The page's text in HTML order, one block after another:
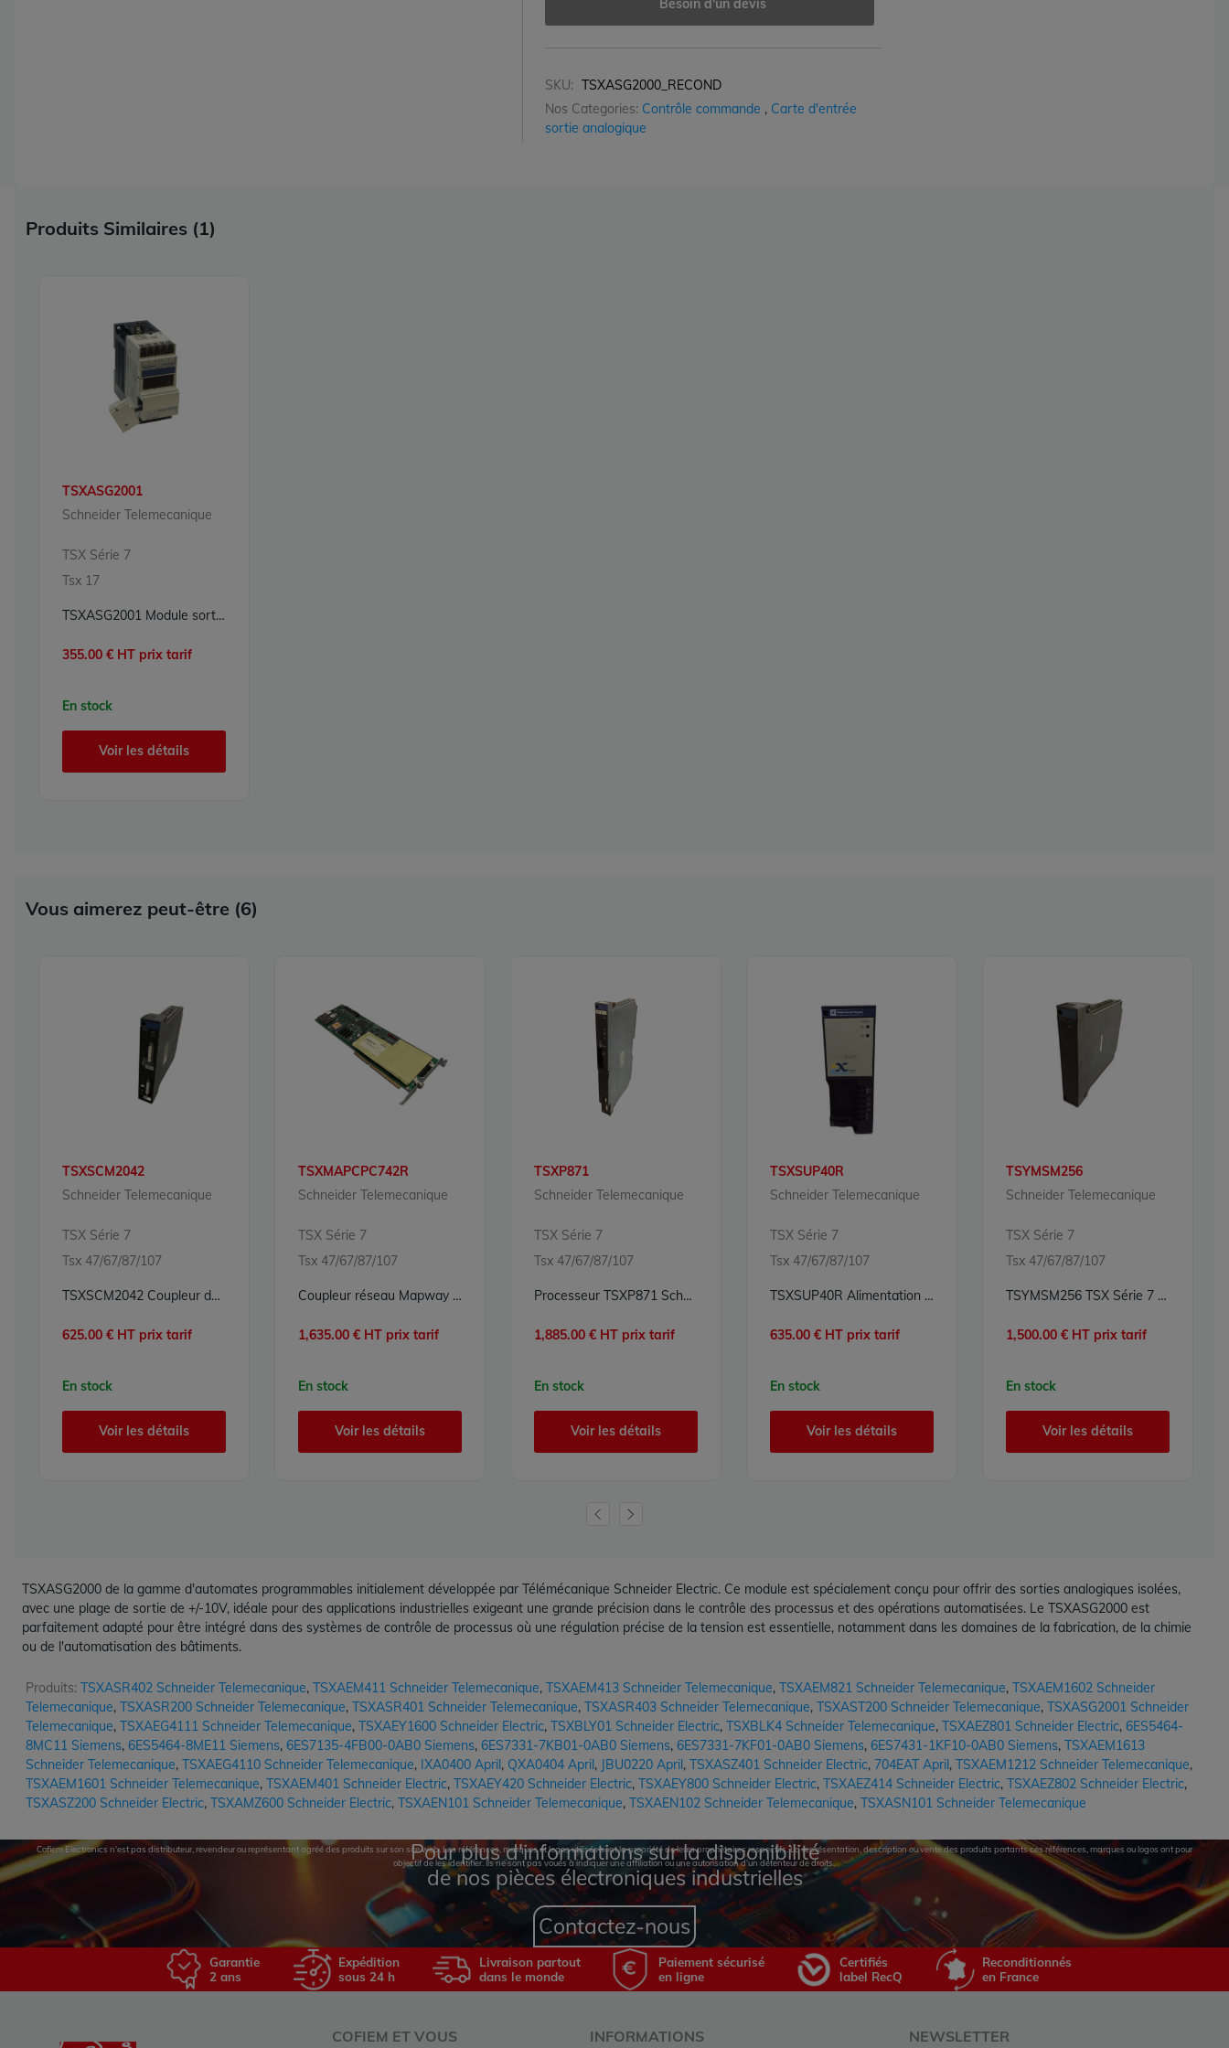
Besoin d'un devis
SKU: TSXASG2000_RECOND
Nos Categories: Contrôle commande , Carte d'entrée
sortie analogique
Produits Similaires (1)
TSXASG2001
Schneider Telemecanique
TSX Série 7
Tsx 17
TSXASG2001 Module sorties analogiques 2 sorties TSX Série 7 Schneider Telemecanique
355.00 € HT prix tarif
En stock
Voir les détails
Vous aimerez peut-être (6)
TSXSCM2042
Schneider Telemecanique
TSX Série 7
Tsx 47/67/87/107
TSXSCM2042 Coupleur de communication TSX Série 7 Schneider Telemecanique
625.00 € HT prix tarif
En stock
Voir les détails
TSXMAPCPC742R
Schneider Telemecanique
TSX Série 7
Tsx 47/67/87/107
Coupleur réseau Mapway pour PC TSXMAPCPC742R - Schneider Telemecanique TSX Série 7
1,635.00 € HT prix tarif
En stock
Voir les détails
TSXP871
Schneider Telemecanique
TSX Série 7
Tsx 47/67/87/107
Processeur TSXP871 Schneider Telemecanique TSX Série 7 V2 TSX87-10 PL7-2
1,885.00 € HT prix tarif
En stock
Voir les détails
TSXSUP40R
Schneider Telemecanique
TSX Série 7
Tsx 47/67/87/107
TSXSUP40R Alimentation TSX Série 7 Schneider Telemecanique
635.00 € HT prix tarif
En stock
Voir les détails
TSYMSM256
Schneider Telemecanique
TSX Série 7
Tsx 47/67/87/107
TSYMSM256 TSX Série 7 Schneider Telemecanique
1,500.00 € HT prix tarif
En stock
Voir les détails
TSXASG2000 de la gamme d'automates programmables initialement développée par Télémécanique Schneider Electric. Ce module est spécialement conçu pour offrir des sorties analogiques isolées,
avec une plage de sortie de +/-10V, idéale pour des applications industrielles exigeant une grande précision dans le contrôle des processus et des opérations automatisées. Le TSXASG2000 est
parfaitement adapté pour être intégré dans des systèmes de contrôle de processus où une régulation précise de la tension est essentielle, notamment dans les domaines de la fabrication, de la chimie
ou de l'automatisation des bâtiments.
Produits: TSXASR402 Schneider Telemecanique, TSXAEM411 Schneider Telemecanique, TSXAEM413 Schneider Telemecanique, TSXAEM821 Schneider Telemecanique, TSXAEM1602 Schneider
Telemecanique, TSXASR200 Schneider Telemecanique, TSXASR401 Schneider Telemecanique, TSXASR403 Schneider Telemecanique, TSXAST200 Schneider Telemecanique, TSXASG2001 Schneider
Telemecanique, TSXAEG4111 Schneider Telemecanique, TSXAEY1600 Schneider Electric, TSXBLY01 Schneider Electric, TSXBLK4 Schneider Telemecanique, TSXAEZ801 Schneider Electric, 6ES5464-
8MC11 Siemens, 6ES5464-8ME11 Siemens, 6ES7135-4FB00-0AB0 Siemens, 6ES7331-7KB01-0AB0 Siemens, 6ES7331-7KF01-0AB0 Siemens, 6ES7431-1KF10-0AB0 Siemens, TSXAEM1613
Schneider Telemecanique, TSXAEG4110 Schneider Telemecanique, IXA0400 April, QXA0404 April, JBU0220 April, TSXASZ401 Schneider Electric, 704EAT April, TSXAEM1212 Schneider Telemecanique,
TSXAEM1601 Schneider Telemecanique, TSXAEM401 Schneider Electric, TSXAEY420 Schneider Electric, TSXAEY800 Schneider Electric, TSXAEZ414 Schneider Electric, TSXAEZ802 Schneider Electric,
TSXASZ200 Schneider Electric, TSXAMZ600 Schneider Electric, TSXAEN101 Schneider Telemecanique, TSXAEN102 Schneider Telemecanique, TSXASN101 Schneider Telemecanique
Cofiem Electronics n'est pas distributeur, revendeur ou représentant agréé des produits sur son site web. Les références, marques et logos utilisés sont la propriété de leurs propriétaires respectifs. La représentation, description ou vente des produits portants ces références, marques ou logos ont pour
objectif de les identifier. Ils ne sont pas voués à indiquer une affiliation ou une autorisation d'un détenteur de droits.
Pour plus d'informations sur la disponibilité
de nos pièces électroniques industrielles
Contactez-nous
Garantie
2 ans
Expédition
sous 24 h
Livraison partout
dans le monde
Paiement sécurisé
en ligne
Certifiés
label RecQ
Reconditionnés
en France
COFIEM ET VOUS INFORMATIONS NEWSLETTER